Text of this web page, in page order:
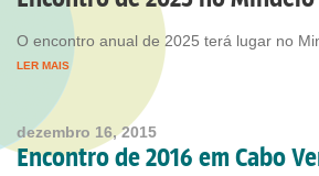
O encontro anual de 2025 terá lugar no
LER MAIS
dezembro 16, 2015
Encontro de 2016 em Cabo